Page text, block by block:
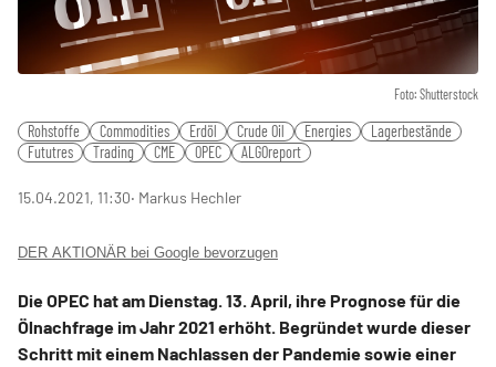
Foto: Shutterstock
Rohstoffe Commodities Erdöl Crude Oil Energies
Lagerbestände
Fututres
Trading CME OPEC ALGOreport
15.04.2021, 11:30‧ Markus Hechler
DER AKTIONÄR bei Google bevorzugen
Die OPEC hat am Dienstag. 13. April, ihre Prognose für die
Ölnachfrage im Jahr 2021 erhöht. Begründet wurde dieser
Schritt mit einem Nachlassen der Pandemie sowie einer